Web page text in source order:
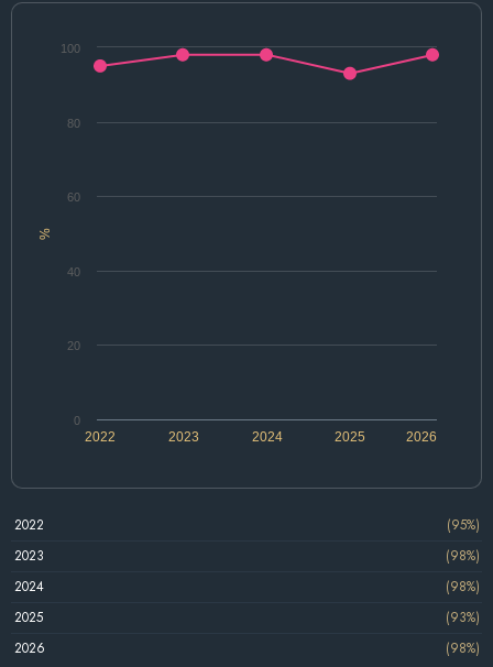
%
2022 2024 2026
2023 2025
0
20
40
60
80
100
2022
(95%)
2023
(98%)
2024
(98%)
2025
(93%)
2026
(98%)